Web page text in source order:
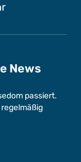
News
passiert.